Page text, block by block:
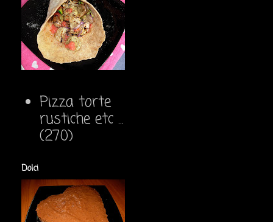
Pizza torte
rustiche etc ...
(270)
Dolci